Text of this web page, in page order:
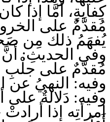
كِفايةٍ، أمَّا إذا
مُقدَّمٌ على
يُفهَمُ ذلك مِن
وفي الحديثِ: أنَّ
مُقدَّمٌ على جلْبِ
وفيه: النهيُ عن
وفيه: دَلالةٌ
امرأتِه إذا